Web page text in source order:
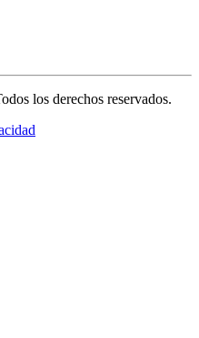
los derechos reservados.